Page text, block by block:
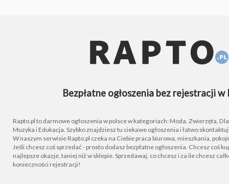
Bezpłatne ogłoszenia bez rejestracji w
Rapto.pl to darmowe ogłoszenia w polsce w kategoriach: Moda, Zwierzęta, Dla
Muzyka i Edukacja. Szybko znajdziesz tu ciekawe ogłoszenia i łatwo
W naszym serwisie Rapto.pl czeka na Ciebie praca biurowa, mieszkania,
Jeśli chcesz coś sprzedać - prosto dodasz bezpłatne ogłoszenia. Chcesz coś
najlepsze okazje, taniej niż w sklepie. Sprzedawaj, co chcesz i za ile chcesz
konieczności rejestracji!